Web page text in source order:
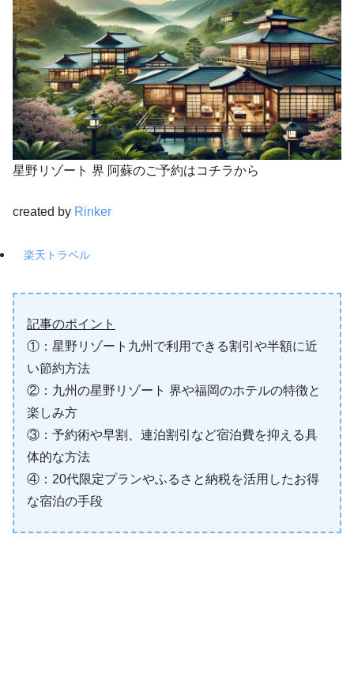
星野リゾート 界 阿蘇のご予約はコチラから
created by Rinker
楽天トラベル
記事のポイント
①：星野リゾート九州で利用できる割引や半額に近
い節約方法
②：九州の星野リゾート 界や福岡のホテルの特徴と
楽しみ方
③：予約術や早割、連泊割引など宿泊費を抑える具
体的な方法
④：20代限定プランやふるさと納税を活用したお得
な宿泊の手段